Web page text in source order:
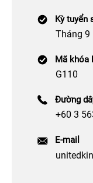
Kỳ tuyển
Tháng 9
Mã khóa
G110
Đường
+60 3
E-mail